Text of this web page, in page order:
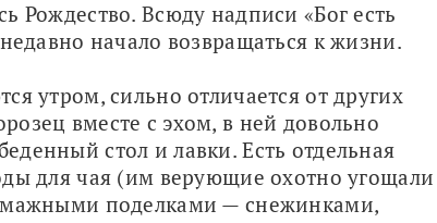
Рождество. Всюду надписи «Бог есть
начало возвращаться к жизни.
утром, сильно отличается от других
вместе с эхом, в ней довольно
стол и лавки. Есть отдельная
для чая (им верующие охотно угощали
поделками — снежинками,